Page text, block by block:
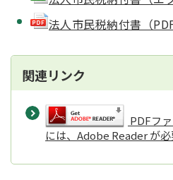
法人市民税納付書（PDF
関連リンク
PDFフ
には、Adobe Reader が必